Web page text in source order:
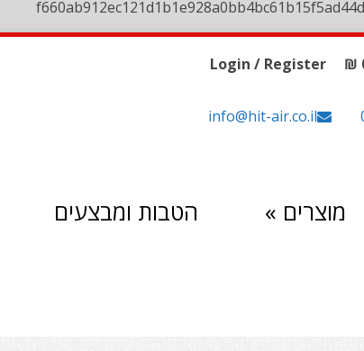
₪
Login / Register
info@hit-air.co.il
הטבות ומבצעים מוצרים »